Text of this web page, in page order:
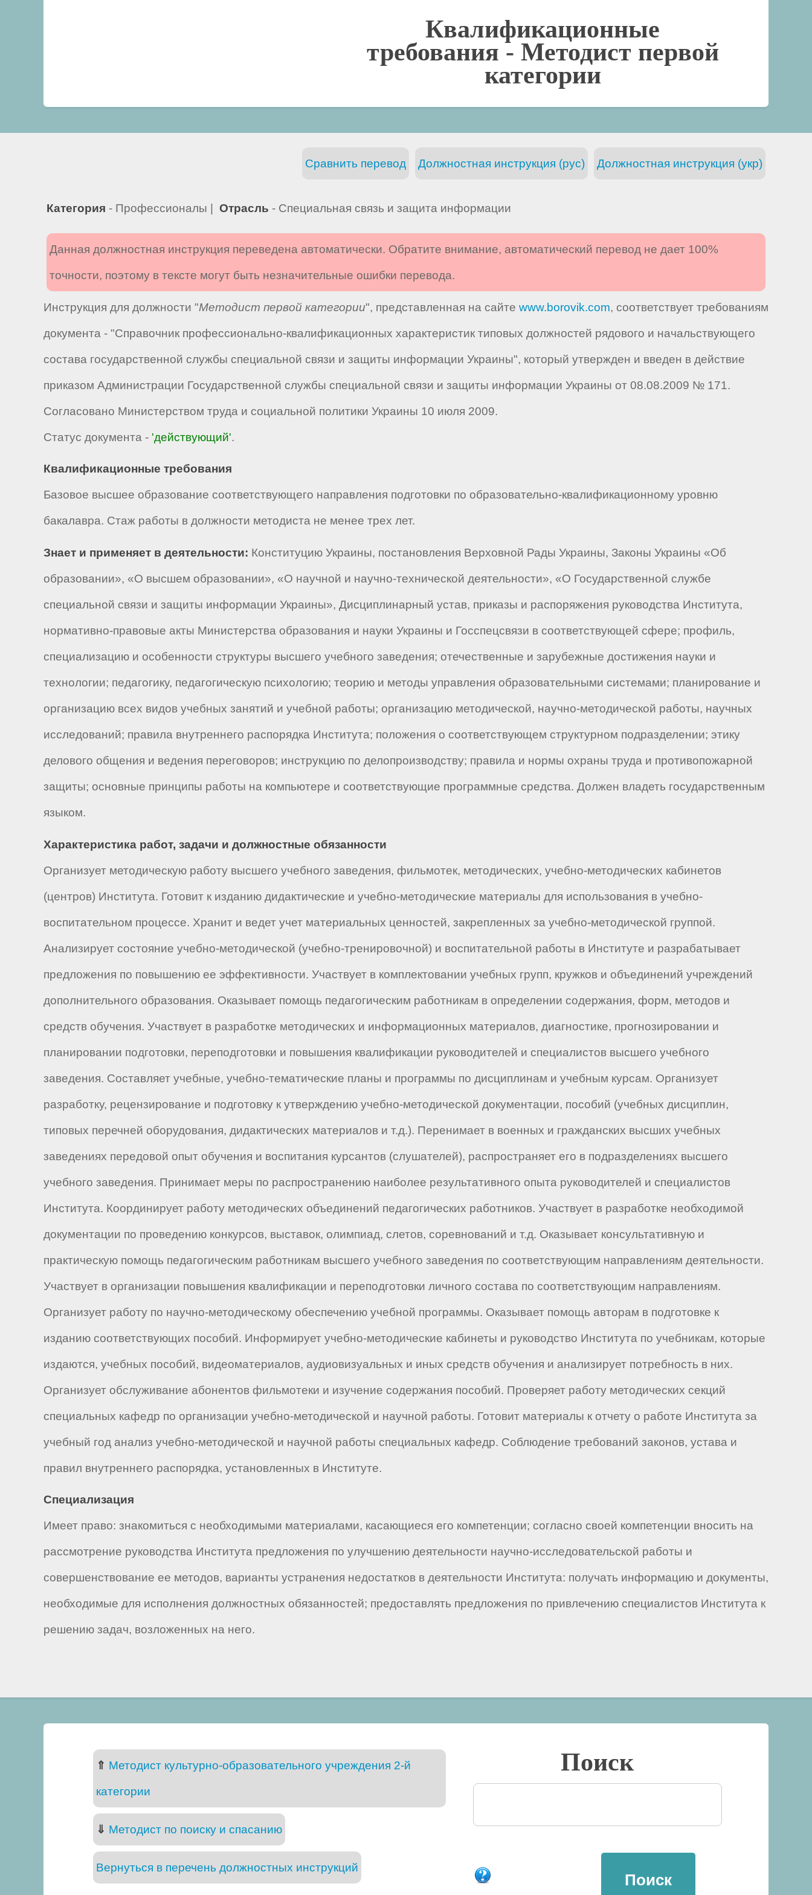
Квалификационные
требования - Методист первой
категории
Должностная инструкция (укр)
Должностная инструкция (рус)
Сравнить перевод
Категория - Профессионалы | Отрасль - Специальная связь и защита информации
Данная должностная инструкция переведена автоматически. Обратите внимание, автоматический перевод не дает 100%
точности, поэтому в тексте могут быть незначительные ошибки перевода.
Инструкция для должности "Методист первой категории", представленная на сайте www.borovik.com, соответствует требованиям
документа - "Справочник профессионально-квалификационных характеристик типовых должностей рядового и начальствующего
состава государственной службы специальной связи и защиты информации Украины", который утвержден и введен в действие
приказом Администрации Государственной службы специальной связи и защиты информации Украины от 08.08.2009 № 171.
Согласовано Министерством труда и социальной политики Украины 10 июля 2009.
Статус документа - 'действующий'.
Квалификационные требования
Базовое высшее образование соответствующего направления подготовки по образовательно-квалификационному уровню
бакалавра. Стаж работы в должности методиста не менее трех лет.
Знает и применяет в деятельности: Конституцию Украины, постановления Верховной Рады Украины, Законы Украины «Об
образовании», «О высшем образовании», «О научной и научно-технической деятельности», «О Государственной службе
специальной связи и защиты информации Украины», Дисциплинарный устав, приказы и распоряжения руководства Института,
нормативно-правовые акты Министерства образования и науки Украины и Госспецсвязи в соответствующей сфере; профиль,
специализацию и особенности структуры высшего учебного заведения; отечественные и зарубежные достижения науки и
технологии; педагогику, педагогическую психологию; теорию и методы управления образовательными системами; планирование и
организацию всех видов учебных занятий и учебной работы; организацию методической, научно-методической работы, научных
исследований; правила внутреннего распорядка Института; положения о соответствующем структурном подразделении; этику
делового общения и ведения переговоров; инструкцию по делопроизводству; правила и нормы охраны труда и противопожарной
защиты; основные принципы работы на компьютере и соответствующие программные средства. Должен владеть государственным
языком.
Характеристика работ, задачи и должностные обязанности
Организует методическую работу высшего учебного заведения, фильмотек, методических, учебно-методических кабинетов
(центров) Института. Готовит к изданию дидактические и учебно-методические материалы для использования в учебно-
воспитательном процессе. Хранит и ведет учет материальных ценностей, закрепленных за учебно-методической группой.
Анализирует состояние учебно-методической (учебно-тренировочной) и воспитательной работы в Институте и разрабатывает
предложения по повышению ее эффективности. Участвует в комплектовании учебных групп, кружков и объединений учреждений
дополнительного образования. Оказывает помощь педагогическим работникам в определении содержания, форм, методов и
средств обучения. Участвует в разработке методических и информационных материалов, диагностике, прогнозировании и
планировании подготовки, переподготовки и повышения квалификации руководителей и специалистов высшего учебного
заведения. Составляет учебные, учебно-тематические планы и программы по дисциплинам и учебным курсам. Организует
разработку, рецензирование и подготовку к утверждению учебно-методической документации, пособий (учебных дисциплин,
типовых перечней оборудования, дидактических материалов и т.д.). Перенимает в военных и гражданских высших учебных
заведениях передовой опыт обучения и воспитания курсантов (слушателей), распространяет его в подразделениях высшего
учебного заведения. Принимает меры по распространению наиболее результативного опыта руководителей и специалистов
Института. Координирует работу методических объединений педагогических работников. Участвует в разработке необходимой
документации по проведению конкурсов, выставок, олимпиад, слетов, соревнований и т.д. Оказывает консультативную и
практическую помощь педагогическим работникам высшего учебного заведения по соответствующим направлениям деятельности.
Участвует в организации повышения квалификации и переподготовки личного состава по соответствующим направлениям.
Организует работу по научно-методическому обеспечению учебной программы. Оказывает помощь авторам в подготовке к
изданию соответствующих пособий. Информирует учебно-методические кабинеты и руководство Института по учебникам, которые
издаются, учебных пособий, видеоматериалов, аудиовизуальных и иных средств обучения и анализирует потребность в них.
Организует обслуживание абонентов фильмотеки и изучение содержания пособий. Проверяет работу методических секций
специальных кафедр по организации учебно-методической и научной работы. Готовит материалы к отчету о работе Института за
учебный год анализ учебно-методической и научной работы специальных кафедр. Соблюдение требований законов, устава и
правил внутреннего распорядка, установленных в Институте.
Специализация
Имеет право: знакомиться с необходимыми материалами, касающиеся его компетенции; согласно своей компетенции вносить на
рассмотрение руководства Института предложения по улучшению деятельности научно-исследовательской работы и
совершенствование ее методов, варианты устранения недостатков в деятельности Института: получать информацию и документы,
необходимые для исполнения должностных обязанностей; предоставлять предложения по привлечению специалистов Института к
решению задач, возложенных на него.
⇑ Методист культурно-образовательного учреждения 2-й
категории
⇓ Методист по поиску и спасанию
Вернуться в перечень должностных инструкций
Поиск